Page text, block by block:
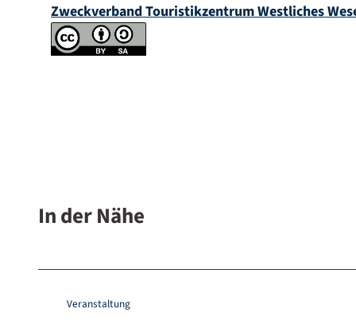
Zweckverband Touristikzentrum Westliches
In der Nähe
Veranstaltung